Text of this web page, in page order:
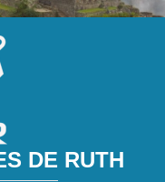
DE RUTH